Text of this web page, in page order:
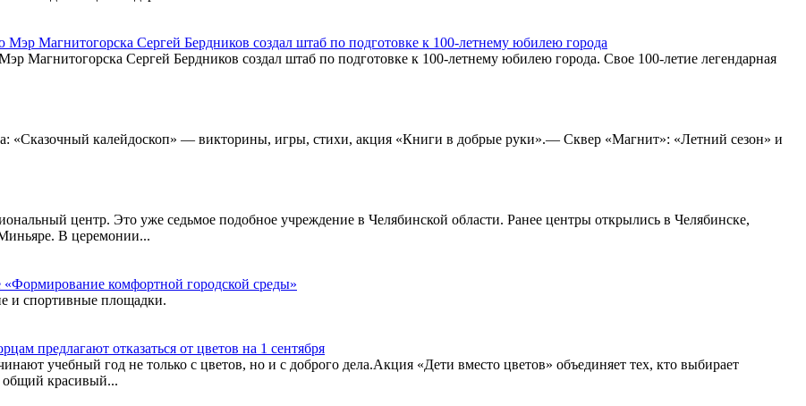
Магнитогорска Сергей Бердников создал штаб по подготовке к 100-летнему юбилею города
Магнитогорска Сергей Бердников создал штаб по подготовке к 100-летнему юбилею города. Свое 100-летие легендарная
«Сказочный калейдоскоп» — викторины, игры, стихи, акция «Книги в добрые руки».— Сквер «Магнит»: «Летний сезон» и
центр. Это уже седьмое подобное учреждение в Челябинской области. Ранее центры открылись в Челябинске,
В церемонии...
комфортной городской среды»
и спортивные площадки.
предлагают отказаться от цветов на 1 сентября
учебный год не только с цветов, но и с доброго дела.Акция «Дети вместо цветов» объединяет тех, кто выбирает
общий красивый...